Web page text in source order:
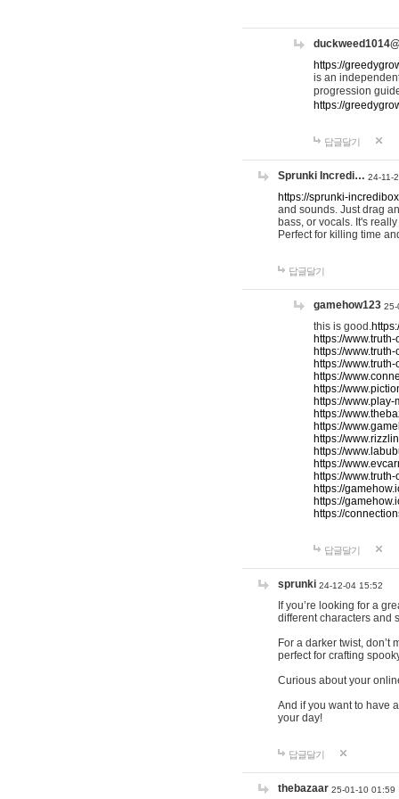
https://
is an
progression
https://
답글달기
Sprunki Incredi… 24-11-
https://sprunki-
and sounds. Just drag
bass, or vocals. It's
Perfect for killing time
답글달기
gamehow123 25-
this is good.
https://
https://
https://
https://
https://
https://
https://
https://
https://
https://
https://
https://
https://
https://
https://
답글달기
sprunki 24-12-04 15:52
If you’re looking for a
different characters and
For a darker twist, don’t
perfect for crafting
Curious about your
And if you want to have
your day!
답글달기
thebazaar 25-01-10 01:59